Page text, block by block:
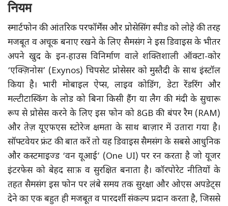
नियम
स्मार्टफोन की आंतरिक परफॉर्मेंस और प्रोसेसिंग स्पीड को लोहे की तरह
मजबूत व अचूक बनाए रखने के लिए सैमसंग ने इस डिवाइस के भीतर
अपने खुद के इन-हाउस विनिर्माण वाले शक्तिशाली ऑक्टा-कोर
‘एक्ज़िनोस’ (Exynos) चिपसेट प्रोसेसर को मुस्तैदी के साथ इंस्टॉल
किया है। भारी मोबाइल ऐप्स, लाइव कोडिंग, डेटा रेंडरिंग और
मल्टीटास्किंग के लोड को बिना किसी हैंग या लैग की मंदी के सुचारू
रूप से प्रोसेस करने के लिए इस फोन को 8GB की बंपर रैम (RAM)
और तेज़ यूएफएस स्टोरेज क्षमता के साथ बाज़ार में उतारा गया है।
सॉफ्टवेयर फ्रंट की बात करें तो यह डिवाइस सैमसंग के सबसे आधुनिक
और कस्टमाइज्ड ‘वन यूआई’ (One UI) पर रन करता है जो यूजर
इंटरफेस को बेहद साफ़ व सुरक्षित बनाता है। कॉरपोरेट नीतियों के
तहत सैमसंग इस फोन पर लंबे समय तक सुरक्षा और ओएस अपडेट्स
देने का एक बहुत ही मजबूत व पारदर्शी संकल्प प्रदान करता है, जिससे